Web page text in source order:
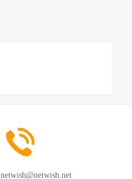
netwish@netwish.net